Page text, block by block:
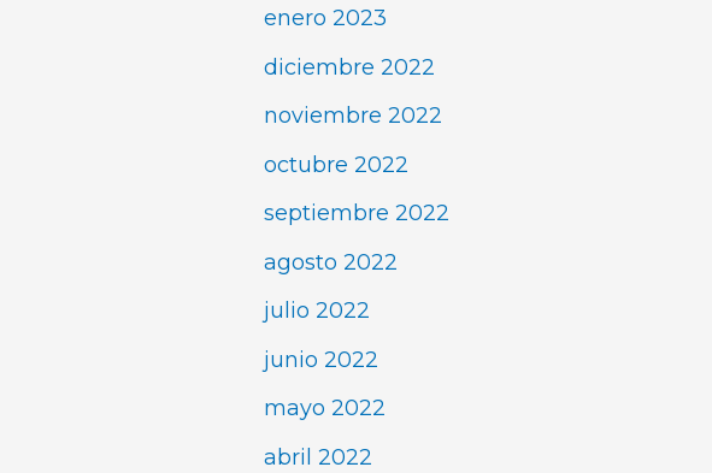
enero 2023
diciembre 2022
noviembre 2022
octubre 2022
septiembre 2022
agosto 2022
julio 2022
junio 2022
mayo 2022
abril 2022